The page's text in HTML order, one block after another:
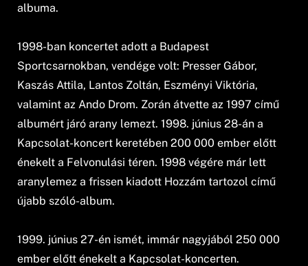
albuma.
1998-ban koncertet adott a Budapest
Sportcsarnokban, vendége volt: Presser Gábor,
Kaszás Attila, Lantos Zoltán, Eszményi Viktória,
valamint az Ando Drom. Zorán átvette az 1997 című
albumért járó arany lemezt. 1998. június 28-án a
Kapcsolat-koncert keretében 200 000 ember előtt
énekelt a Felvonulási téren. 1998 végére már lett
aranylemez a frissen kiadott Hozzám tartozol című
újabb szóló-album.
1999. június 27-én ismét, immár nagyjából 250 000
ember előtt énekelt a Kapcsolat-koncerten.